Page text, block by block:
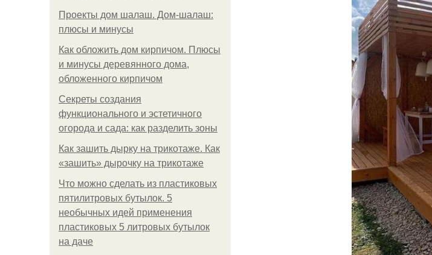
Проекты дом шалаш. Дом-шалаш:
плюсы и минусы
Как обложить дом кирпичом. Плюсы
и минусы деревянного дома,
обложенного кирпичом
Секреты создания
функционального и эстетичного
огорода и сада: как разделить зоны
Как зашить дырку на трикотаже. Как
«зашить» дырочку на трикотаже
Что можно сделать из пластиковых
пятилитровых бутылок. 5
необычных идей применения
пластиковых 5 литровых бутылок
на даче